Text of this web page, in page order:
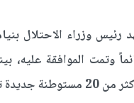
وتمت الموافقة عليه،